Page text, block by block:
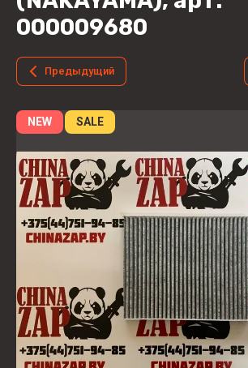
000009680
Предыдущий
NEW SALE